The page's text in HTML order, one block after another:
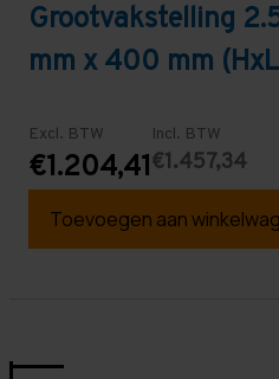
Grootvakstelling
mm x 400 mm
Excl. BTW
€1.204,41
Incl. BTW
€1.457,34
Toevoegen aan